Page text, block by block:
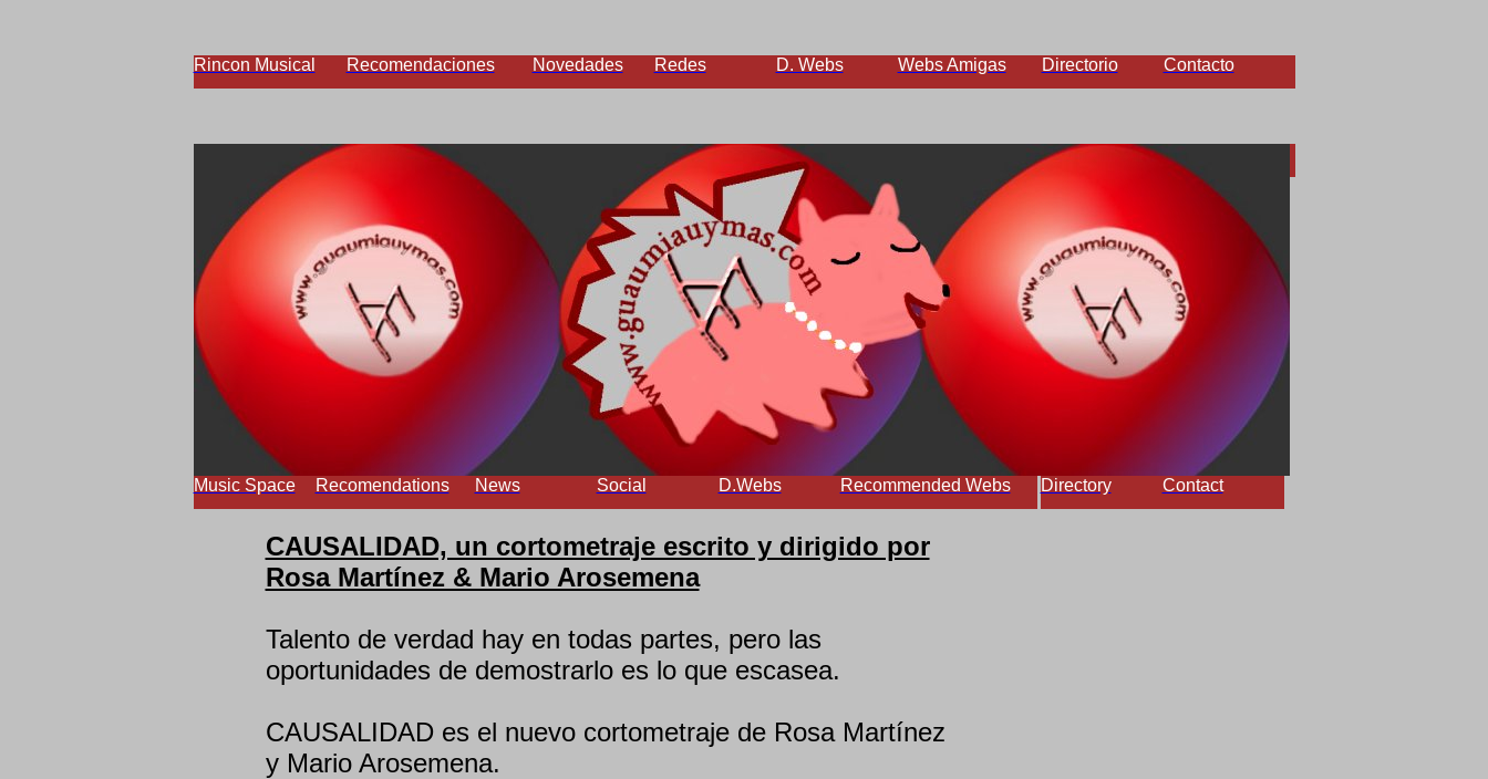
Rincon Musical Recomendaciones Novedades Redes D. Webs Webs Amigas Directorio Contacto
Music Space Recomendations News Social D.Webs Recommended Webs Directory Contact
CAUSALIDAD, un cortometraje escrito y dirigido por
Rosa Martínez & Mario Arosemena
Talento de verdad hay en todas partes, pero las
oportunidades de demostrarlo es lo que escasea.
CAUSALIDAD es el nuevo cortometraje de Rosa Martínez
y Mario Arosemena.